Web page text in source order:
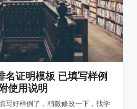
名证明模板 已填写样例
使用说明
写好样例了，稍微修改一下，找学